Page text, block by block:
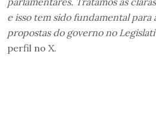
e isso tem sido fundamental para
propostas do governo no
perfil no X.